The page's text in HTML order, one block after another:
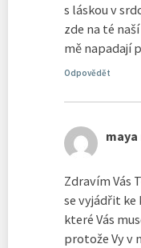
s láskou v
zde na té
mě napadají
Odpovědět
maya
Zdravím Vás
se vyjádřit ke
které Vás
protože Vy v